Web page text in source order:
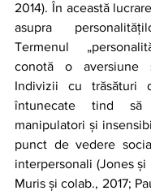
2014). În această
asupra
Termenul
conotă o aversiune
Indivizii cu trăsături
întunecate tind să
manipulatori și
punct de vedere
interpersonali (Jones și
Muris și colab., 2017;